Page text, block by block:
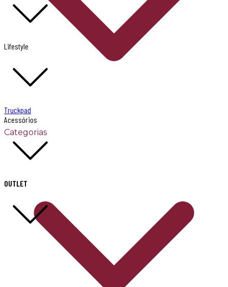
Lifestyle
Truckpad
Acessórios
OUTLET
Categorias